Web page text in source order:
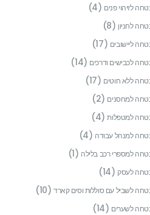
לזיהוי פנים (4)
לחניון (8)
ליישובים (17)
לכבישים ודרכים (14)
ללא חוטים (17)
למחסנים (2)
למטפלות (4)
למנהל עבודה (4)
למספרי רכב בלילה (1)
לעסק (14)
לשביל עם סוללות וסים קארד (10)
לשערים (14)